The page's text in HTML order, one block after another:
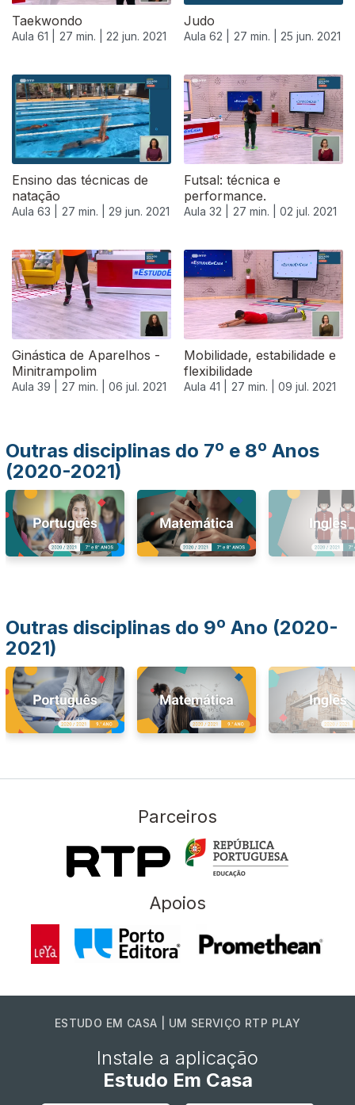
Taekwondo
Aula 61 | 27 min. | 22 jun. 2021
Judo
Aula 62 | 27 min. | 25 jun. 2021
Ensino das técnicas de
natação
Aula 63 | 27 min. | 29 jun. 2021
Futsal: técnica e
performance.
Aula 32 | 27 min. | 02 jul. 2021
Ginástica de Aparelhos -
Minitrampolim
Aula 39 | 27 min. | 06 jul. 2021
Mobilidade, estabilidade e
flexibilidade
Aula 41 | 27 min. | 09 jul. 2021
556641
Outras disciplinas do 7º e 8º Anos
(2020-2021)
Outras disciplinas do 9º Ano (2020-
2021)
Parceiros
Apoios
ESTUDO EM CASA | UM SERVIÇO RTP PLAY
Instale a aplicação
Estudo Em Casa